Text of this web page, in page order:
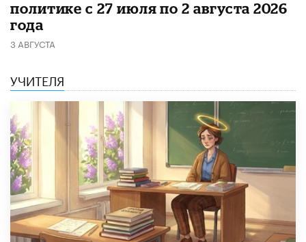
политике с 27 июля по 2 августа 2026
года
3 АВГУСТА
УЧИТЕЛЯ